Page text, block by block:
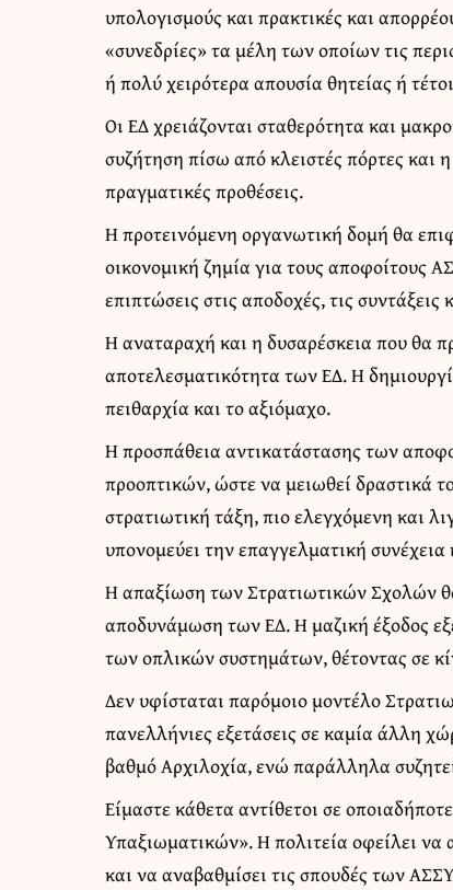
υπολογισμούς και πρακτικές και
«συνεδρίες» τα μέλη των οποίων τις
ή πολύ χειρότερα απουσία θητείας ή
Οι ΕΔ χρειάζονται σταθερότητα και
συζήτηση πίσω από κλειστές πόρτες και
πραγματικές προθέσεις.
Η προτεινόμενη οργανωτική δομή θα
οικονομική ζημία για τους
επιπτώσεις στις αποδοχές, τις συντάξεις
Η αναταραχή και η δυσαρέσκεια που θα
αποτελεσματικότητα των ΕΔ. Η
πειθαρχία και το αξιόμαχο.
Η προσπάθεια αντικατάστασης των
προοπτικών, ώστε να μειωθεί δραστικά
στρατιωτική τάξη, πιο ελεγχόμενη και
υπονομεύει την επαγγελματική
Η απαξίωση των Στρατιωτικών Σχολών
αποδυνάμωση των ΕΔ. Η μαζική έξοδος
των οπλικών συστημάτων, θέτοντας σε
Δεν υφίσταται παρόμοιο μοντέλο
πανελλήνιες εξετάσεις σε καμία άλλη
βαθμό Αρχιλοχία, ενώ παράλληλα
Είμαστε κάθετα αντίθετοι σε
Υπαξιωματικών». Η πολιτεία οφείλει να
και να αναβαθμίσει τις σπουδές των